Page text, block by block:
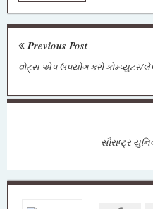
Previous Post
વોટ્સ એપ ઉપયોગ કરો કોમ્પ્યુટર/
સૌરાષ્ટ્ર